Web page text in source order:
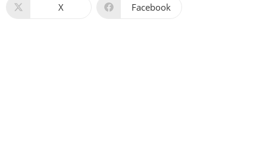
X Facebook